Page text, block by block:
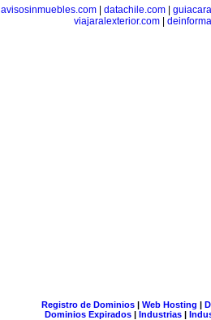
avisosinmuebles.com
datachile.com
viajaralexterior.com|
Registro de Dominios| Web Hosting |
Dominios Expirados | Industrias |